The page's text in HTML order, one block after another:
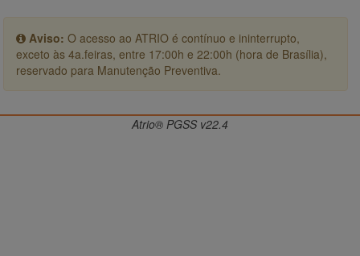
Aviso: O acesso ao ATRIO é contínuo e ininterrupto,
exceto às 4a.feiras, entre 17:00h e 22:00h (hora de Brasília),
reservado para Manutenção Preventiva.
Atrio® PGSS v22.4